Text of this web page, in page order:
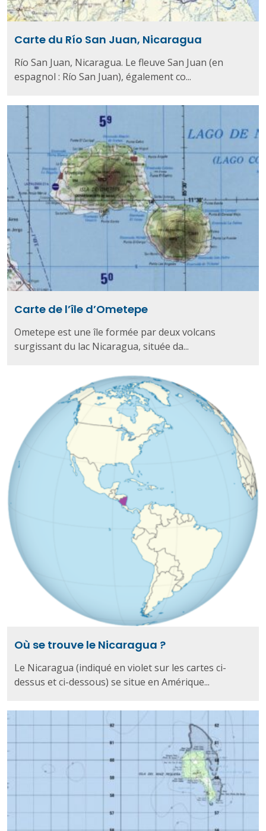
Carte du Río San Juan, Nicaragua
Río San Juan, Nicaragua. Le fleuve San Juan (en
espagnol : Río San Juan), également co...
Carte de l’île d’Ometepe
Ometepe est une île formée par deux volcans
surgissant du lac Nicaragua, située da...
Où se trouve le Nicaragua ?
Le Nicaragua (indiqué en violet sur les cartes ci-
dessus et ci-dessous) se situe en Amérique...